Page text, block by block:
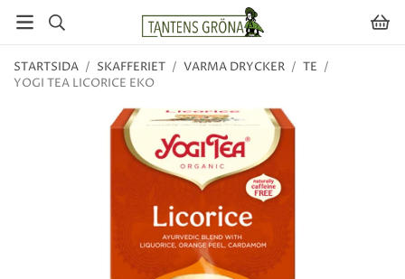
STARTSIDA / SKAFFERIET / VARMA DRYCKER / TE /
YOGI TEA LICORICE EKO